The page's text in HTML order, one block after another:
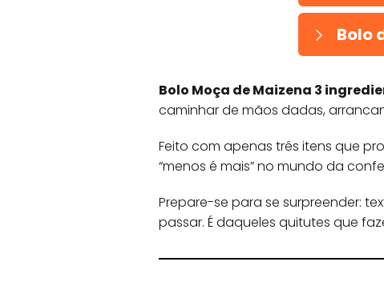
Bolo
Bolo Moça de Maizena 3
caminhar de mãos dadas,
Feito com apenas três itens que
“menos é mais” no mundo da
Prepare-se para se surpreender:
passar. É daqueles quitutes que